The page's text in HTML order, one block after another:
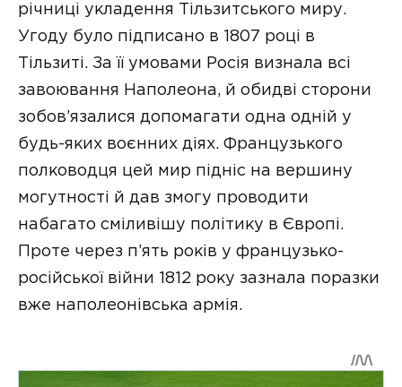
річниці укладення Тільзитського миру.
Угоду було підписано в 1807 році в
Тільзиті. За її умовами Росія визнала всі
завоювання Наполеона, й обидві сторони
зобов’язалися допомагати одна одній у
будь-яких воєнних діях. Французького
полководця цей мир підніс на вершину
могутності й дав змогу проводити
набагато сміливішу політику в Європі.
Проте через п’ять років у французько-
російської війни 1812 року зазнала поразки
вже наполеонівська армія.